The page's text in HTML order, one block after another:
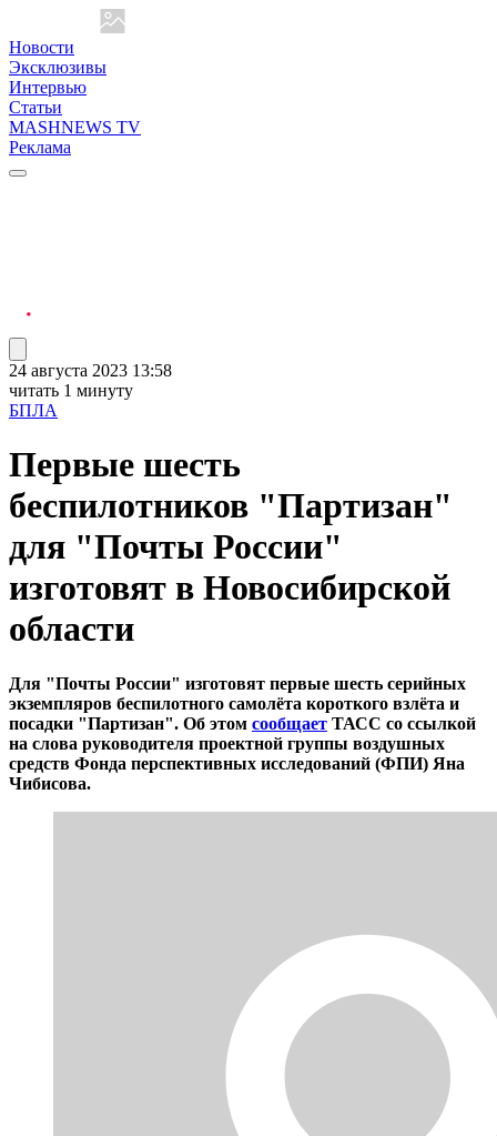
Новости
Эксклюзивы
Интервью
Статьи
MASHNEWS TV
Реклама
24 августа 2023 13:58
читать 1 минуту
БПЛА
Первые шесть
беспилотников "Партизан"
для "Почты России"
изготовят в Новосибирской
области
Для "Почты России" изготовят первые шесть серийных
экземпляров беспилотного самолёта короткого взлёта и
посадки "Партизан". Об этом сообщает ТАСС со ссылкой
на слова руководителя проектной группы воздушных
средств Фонда перспективных исследований (ФПИ) Яна
Чибисова.